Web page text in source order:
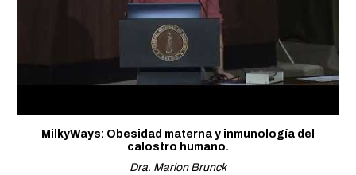
MilkyWays: Obesidad materna y inmunología del
calostro humano.
Dra. Marion Brunck